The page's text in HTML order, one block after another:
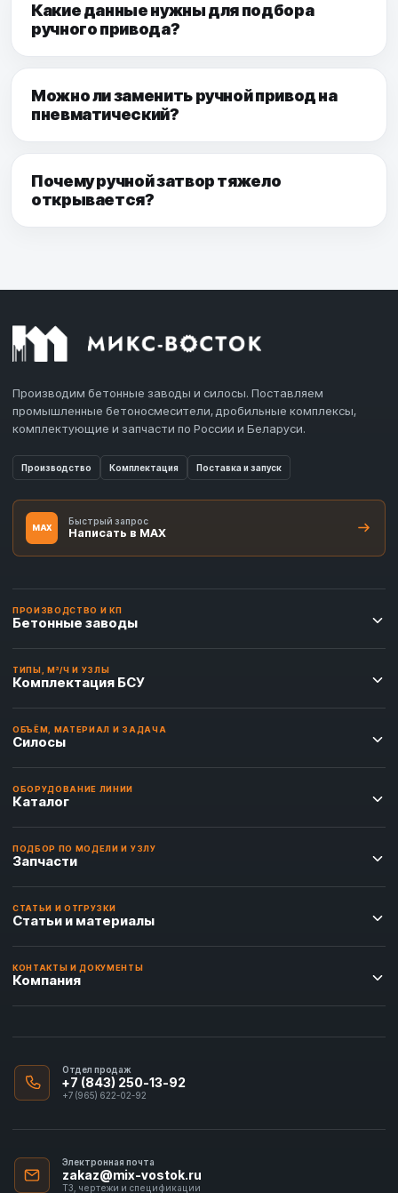
Какие данные нужны для подбора
ручного привода?
Можно ли заменить ручной привод на
пневматический?
Почему ручной затвор тяжело
открывается?
Производим бетонные заводы и силосы. Поставляем
промышленные бетоносмесители, дробильные комплексы,
комплектующие и запчасти по России и Беларуси.
Производство Комплектация Поставка и запуск
MAX
Быстрый запрос
Написать в MAX
ПРОИЗВОДСТВО И КП
Бетонные заводы
ТИПЫ, М³/Ч И УЗЛЫ
Комплектация БСУ
ОБЪЁМ, МАТЕРИАЛ И ЗАДАЧА
Силосы
ОБОРУДОВАНИЕ ЛИНИИ
Каталог
ПОДБОР ПО МОДЕЛИ И УЗЛУ
Запчасти
СТАТЬИ И ОТГРУЗКИ
Статьи и материалы
КОНТАКТЫ И ДОКУМЕНТЫ
Компания
Отдел продаж
+7 (843) 250-13-92
+7 (965) 622-02-92
Электронная почта
zakaz@mix-vostok.ru
ТЗ, чертежи и спецификации